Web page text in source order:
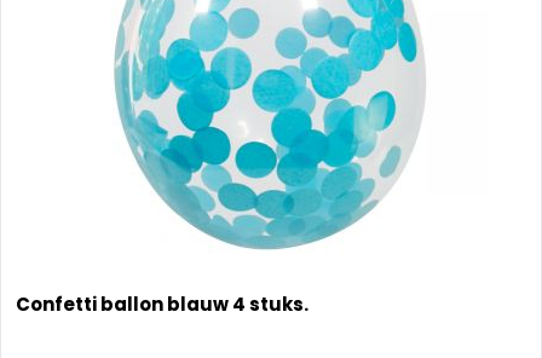
Confetti ballon blauw 4 stuks.